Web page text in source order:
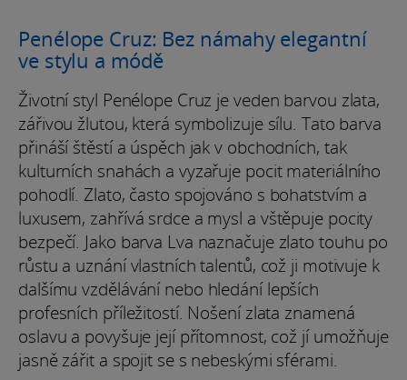
Penélope Cruz: Bez námahy elegantní
ve stylu a módě
Životní styl Penélope Cruz je veden barvou zlata,
zářivou žlutou, která symbolizuje sílu. Tato barva
přináší štěstí a úspěch jak v obchodních, tak
kulturních snahách a vyzařuje pocit materiálního
pohodlí. Zlato, často spojováno s bohatstvím a
luxusem, zahřívá srdce a mysl a vštěpuje pocity
bezpečí. Jako barva Lva naznačuje zlato touhu po
růstu a uznání vlastních talentů, což ji motivuje k
dalšímu vzdělávání nebo hledání lepších
profesních příležitostí. Nošení zlata znamená
oslavu a povyšuje její přítomnost, což jí umožňuje
jasně zářit a spojit se s nebeskými sférami.